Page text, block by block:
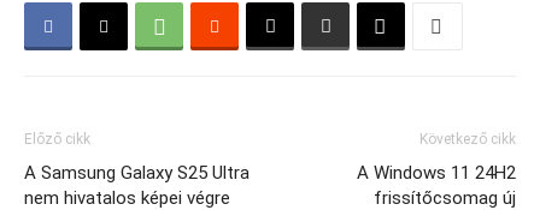
Előző cikk
A Samsung Galaxy S25 Ultra
nem hivatalos képei végre
Következő cikk
A Windows 11 24H2
frissítőcsomag új